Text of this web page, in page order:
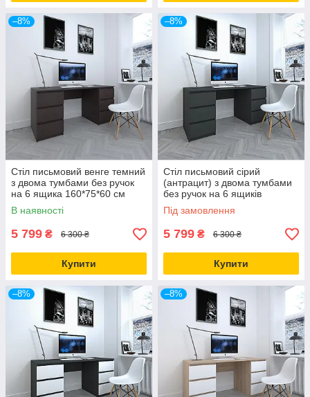
–8%
Стіл письмовий венге темний
з двома тумбами без ручок
на 6 ящика 160*75*60 см
В наявності
5 799 ₴ 6 300 ₴
Купити
–8%
Стіл письмовий сірий
(антрацит) з двома тумбами
без ручок на 6 ящиків
160*75*60 см
Під замовлення
5 799 ₴ 6 300 ₴
Купити
–8% –8%